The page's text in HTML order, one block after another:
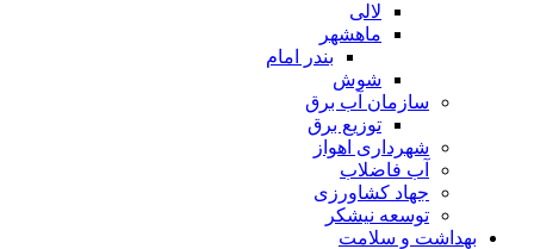
لالی
ماهشهر
بندر امام
شوش
سازمان آب برق
توزیع برق
شهرداری اهواز
آب فاضلاب
جهاد کشاورزی
توسعه نیشکر
بهداشت و سلامت